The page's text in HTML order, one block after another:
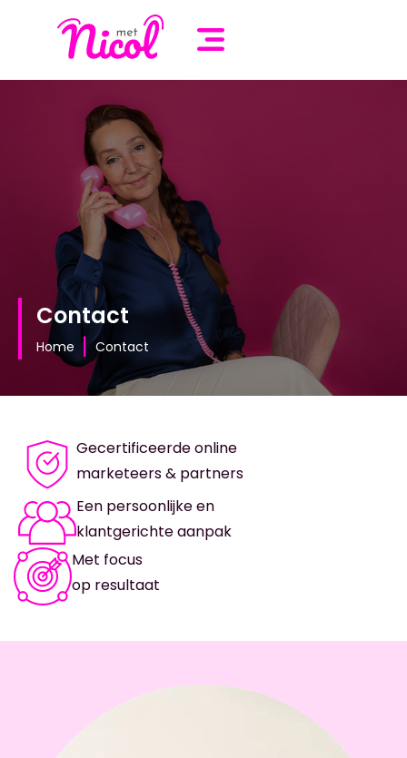
Contact
Home | Contact
Gecertificeerde online
marketeers & partners
Een persoonlijke en
klantgerichte aanpak
Met focus
op resultaat